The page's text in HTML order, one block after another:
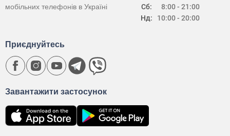
Сб:
Нд:
8:00 - 21:00
10:00 - 20:00
мобільних телефонів в Україні
Завантажити застосунок
Приєднуйтесь